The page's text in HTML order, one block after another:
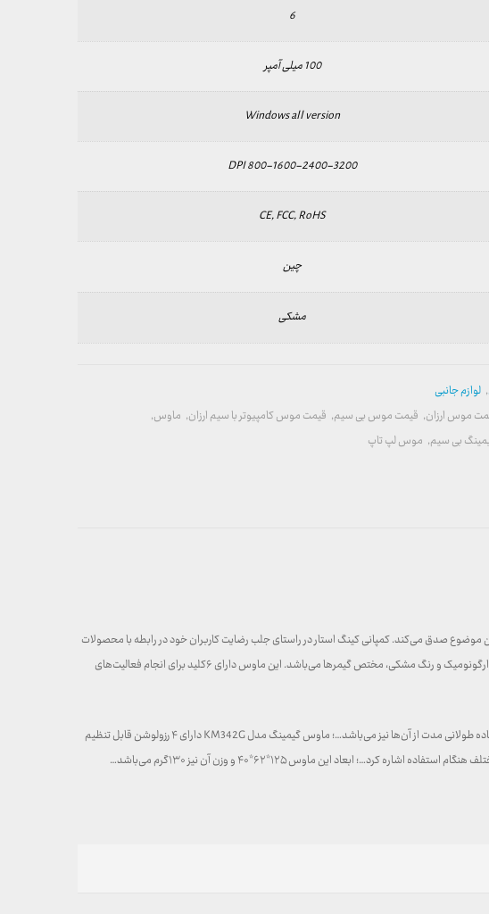
6
100 میلی آمپر
Windows all version
800-1600-2400-3200 DPI
CE, FCC, RoHS
چین
مشکی
, لوازم جانبی
موس ارزان, قیمت موس بی سیم, قیمت موس کامپیوتر با سیم ارزان, ماوس,
بی سیم, موس لپ تاپ
موضوع صدق می‌کند. کمپانی کینگ استار در راستای جلب رضایت کاربران خود در رابطه با محصولات
محصولی باسیم با طراحی ارگونومیک و رنگ مشکی، مختص گیمرها می‌باشد. این ماوس دارای ۶کلید برای انجام فعالیت‌های
این کالا از کیفیت بسیار بالایی برخوردار است بطوریکه که علاوه بر قابلیت انتقال و عملکرد سریع، دارای طول عمر ۳میلیون بار کلیک با توجه نیاز گیمرها به استفاده طولانی مدت از آن‌ها نیز می‌باشد…؛ ماوس گیمینگ مدل KM342G دارای ۴ رزولوشن قابل تنظیم